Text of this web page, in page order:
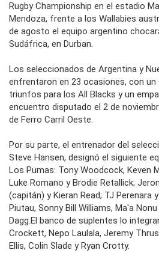
Rugby Championship en el estadio
Mendoza, frente a los Wallabies
de agosto el equipo argentino
Sudáfrica, en Durban.
Los seleccionados de Argentina y
enfrentaron en 23 ocasiones, con
triunfos para los All Blacks y un
encuentro disputado el 2 de
de Ferro Carril Oeste.
Por su parte, el entrenador del
Steve Hansen, designó el siguiente
Los Pumas: Tony Woodcock, Keven
Luke Romano y Brodie Retallick;
(capitán) y Kieran Read; TJ Perenara
Piutau, Sonny Bill Williams, Ma'a
Dagg.El banco de suplentes lo
Crockett, Nepo Laulala, Jeremy
Ellis, Colin Slade y Ryan Crotty.